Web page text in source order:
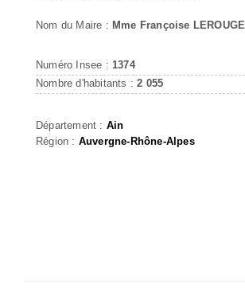
Nom du Maire : Mme Françoise LEROUGE
Numéro Insee : 1374
Nombre d'habitants :2 055
Département : Ain
Région : Auvergne-Rhône-Alpes